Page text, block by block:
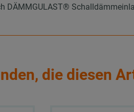
DÄMMGULAST®
die diesen